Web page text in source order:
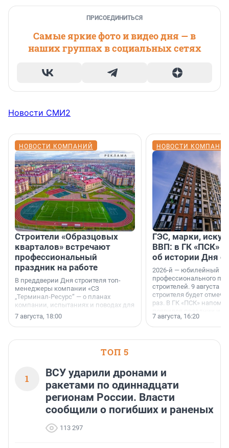
ПРИСОЕДИНИТЬСЯ
Самые яркие фото и видео дня — в
наших группах в социальных сетях
Новости СМИ2
НОВОСТИ КОМПАНИЙ
Строители «Образцовых
кварталов» встречают
профессиональный
праздник на работе
В преддверии Дня строителя топ-
менеджеры компании «СЗ
„Терминал-Ресурс“ — о планах
компании, испытаниях и поводах для
осторожного оптимизма.
7 августа, 18:00
НОВОСТИ
ГЭС, марки,
ВВП: в ГК «ПСК»
об истории Дня
2026-й — юбилейный
профессионального
строителей. 9 августа
строителя будет
раз. В ГК «ПСК»
поменялась роль
7 августа, 16:20
ТОП 5
1
ВСУ ударили дронами и
ракетами по одиннадцати
регионам России. Власти
сообщили о погибших и раненых
113 297